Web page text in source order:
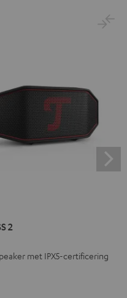
2
met IPX5-certificering